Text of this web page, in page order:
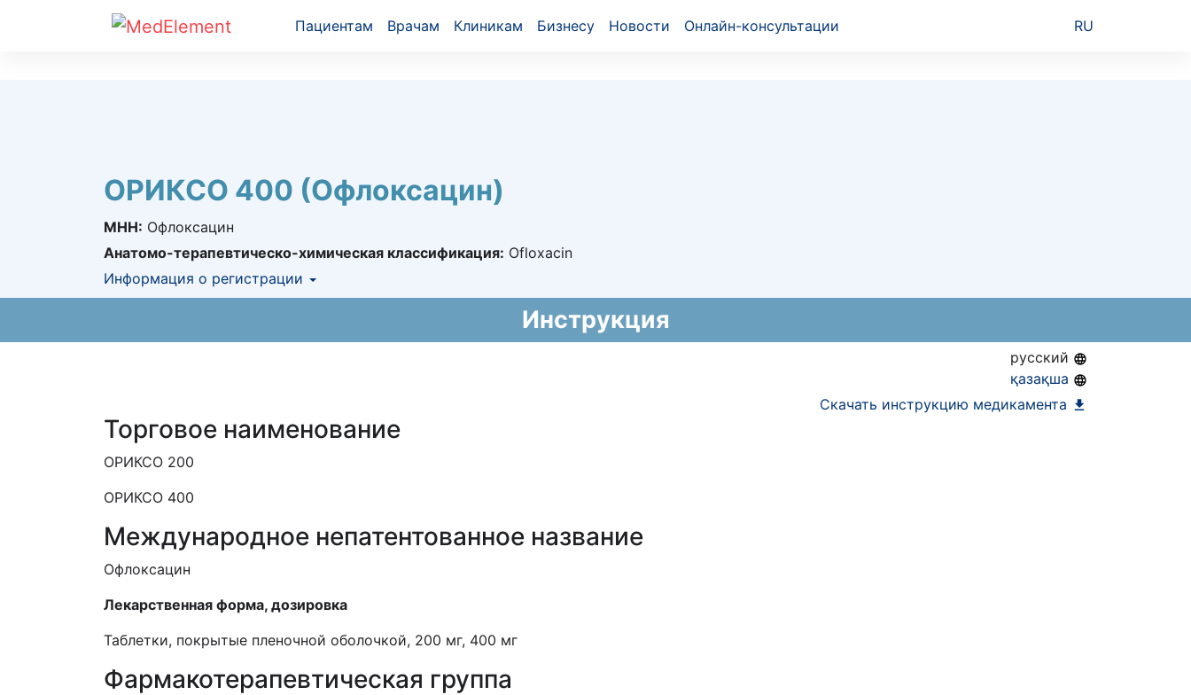
Пациентам Врачам Клиникам Бизнесу Новости Онлайн-консультации RU
ОРИКСО 400 (Офлоксацин)
МНН: Офлоксацин
Анатомо-терапевтическо-химическая классификация: Ofloxacin
Информация о регистрации
Инструкция
русский
қазақша
Скачать инструкцию медикамента
Торговое наименование
ОРИКСО 200
ОРИКСО 400
Международное непатентованное название
Офлоксацин
Лекарственная форма, дозировка
Таблетки, покрытые пленочной оболочкой, 200 мг, 400 мг
Фармакотерапевтическая группа